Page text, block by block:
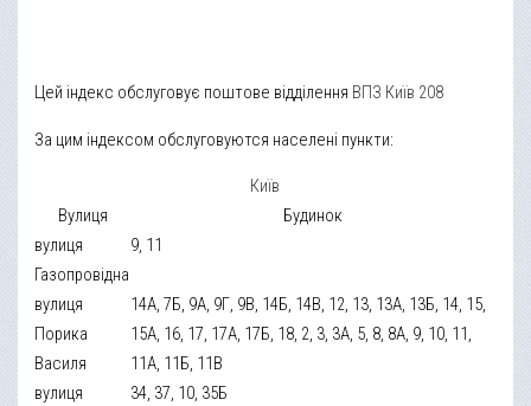
Цей індекс обслуговує поштове відділення ВПЗ Київ 208
За цим індексом обслуговуются населені пункти:
Київ
Вулиця
Будинок
вулиця
Газопровідна
9, 11
вулиця
Порика
Василя
14А, 7Б, 9А, 9Г, 9В, 14Б, 14В, 12, 13, 13А, 13Б, 14, 15,
15А, 16, 17, 17А, 17Б, 18, 2, 3, 3А, 5, 8, 8А, 9, 10, 11,
11А, 11Б, 11В
вулиця
34, 37, 10, 35Б